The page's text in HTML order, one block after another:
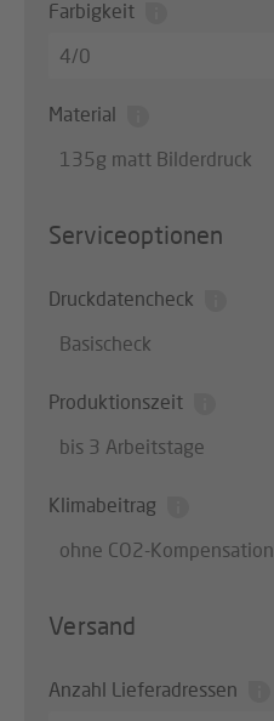
Farbigkeit
4/0
Material
135g matt Bilderdruck
Serviceoptionen
Druckdatencheck
Basischeck
Produktionszeit
bis 3 Arbeitstage
Klimabeitrag
ohne CO2-Kompensation
Versand
Anzahl Lieferadressen